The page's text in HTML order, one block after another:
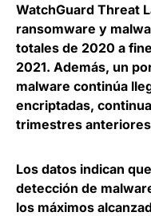
WatchGuard Threat
ransomware y
totales de 2020 a
2021. Además, un
malware continúa
encriptadas,
trimestres
Los datos indican
detección de
los máximos